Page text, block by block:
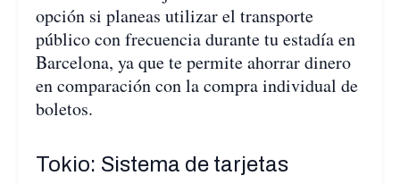
opción si planeas utilizar el transporte
público con frecuencia durante tu estadía en
Barcelona, ya que te permite ahorrar dinero
en comparación con la compra individual de
boletos.
Tokio: Sistema de tarjetas